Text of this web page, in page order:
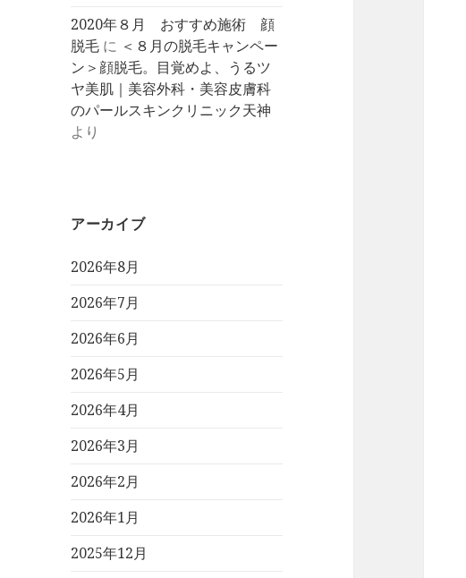
2020年８月 おすすめ施術 顔
脱毛 に ＜８月の脱毛キャンペー
ン＞顔脱毛。目覚めよ、うるツ
ヤ美肌｜美容外科・美容皮膚科
のパールスキンクリニック天神
より
アーカイブ
2026年8月
2026年7月
2026年6月
2026年5月
2026年4月
2026年3月
2026年2月
2026年1月
2025年12月